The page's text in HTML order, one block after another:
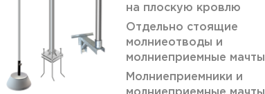
на плоскую кровлю
Отдельно стоящие
молниеотводы и
молниеприемные мачты
Молниеприемники и